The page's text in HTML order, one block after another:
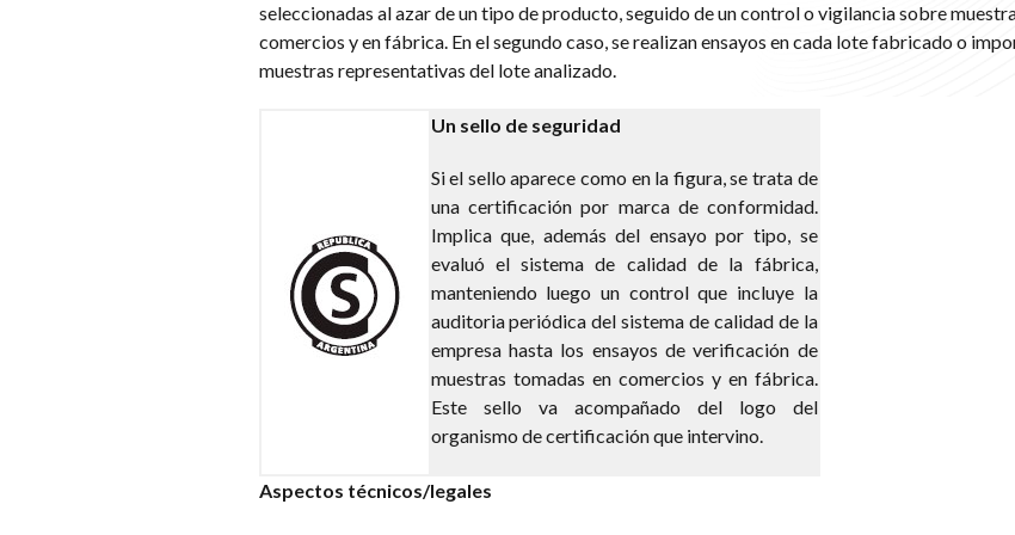
seleccionadas al azar de un tipo de producto, seguido de un control o vigilancia sobre
comercios y en fábrica. En el segundo caso, se realizan ensayos en cada lote fabricado o
muestras representativas del lote analizado.
Un sello de seguridad
Si el sello aparece como en la figura, se trata de
una certificación por marca de conformidad.
Implica que, además del ensayo por tipo, se
evaluó el sistema de calidad de la fábrica,
manteniendo luego un control que incluye la
auditoria periódica del sistema de calidad de la
empresa hasta los ensayos de verificación de
muestras tomadas en comercios y en fábrica.
Este sello va acompañado del logo del
organismo de certificación que intervino.
Aspectos técnicos/legales